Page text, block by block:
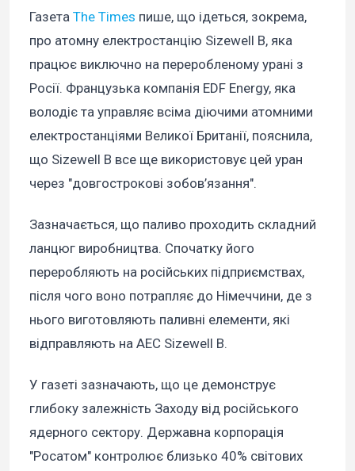
Газета The Times пише, що ідеться, зокрема,
про атомну електростанцію Sizewell B, яка
працює виключно на переробленому урані з
Росії. Французька компанія EDF Energy, яка
володіє та управляє всіма діючими атомними
електростанціями Великої Британії, пояснила,
що Sizewell B все ще використовує цей уран
через "довгострокові зобов’язання".
Зазначається, що паливо проходить складний
ланцюг виробництва. Спочатку його
переробляють на російських підприємствах,
після чого воно потрапляє до Німеччини, де з
нього виготовляють паливні елементи, які
відправляють на АЕС Sizewell B.
У газеті зазначають, що це демонструє
глибоку залежність Заходу від російського
ядерного сектору. Державна корпорація
"Росатом" контролює близько 40% світових